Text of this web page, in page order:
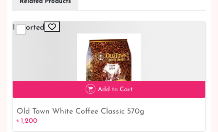
Imported
৳ 1,200
Add to Cart
Old Town White Coffee Classic 570g
৳ 1,200